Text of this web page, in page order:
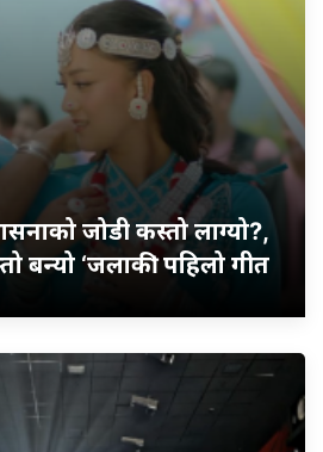
जोडी कस्तो लाग्यो?,
बन्यो ‘जलाकी’ पहिलो गीत